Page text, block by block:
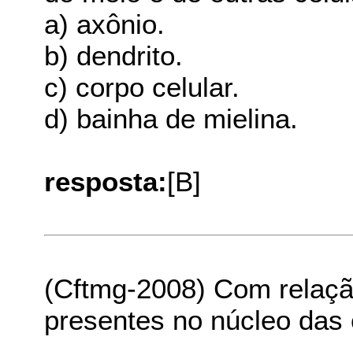
a) axônio.
b) dendrito.
c) corpo celular.
d) bainha de mielina.
resposta:[B]
(Cftmg-2008) Com
presentes no núcleo